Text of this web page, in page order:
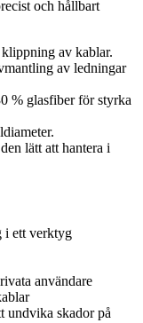
och hållbart
av kablar.
av ledningar
% glasfiber för styrka
lätt att hantera i
i ett verktyg
användare
undvika skador på